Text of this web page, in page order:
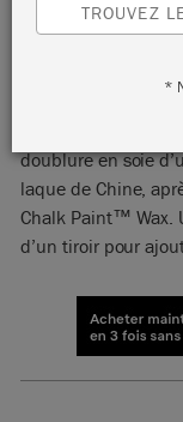
doublure en soie
laque de Chine,
Chalk Paint™ Wax.
d’un tiroir pour
TROUVEZ
*